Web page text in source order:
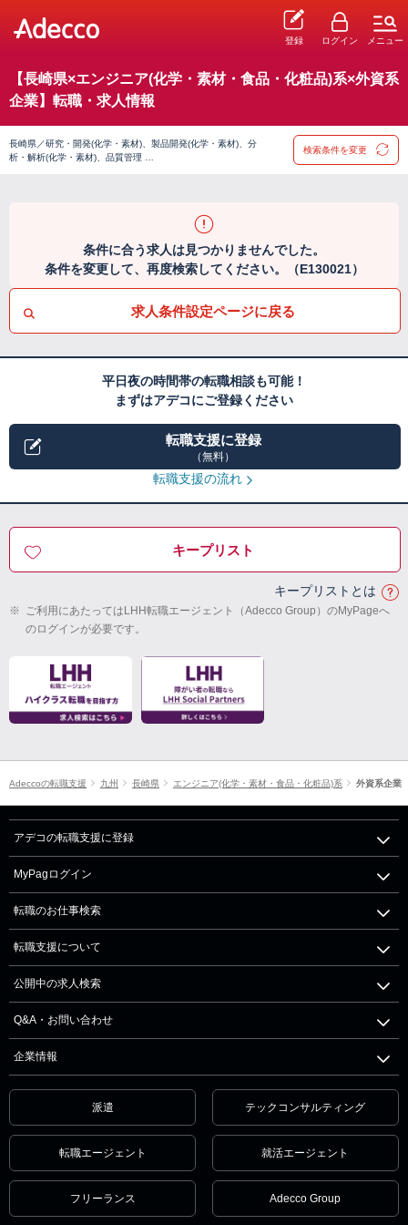
登録 ログイン メニュー
【長崎県×エンジニア(化学・素材・食品・化粧品)系×外資系
企業】転職・求人情報
長崎県／研究・開発(化学・素材)、製品開発(化学・素材)、分
析・解析(化学・素材)、品質管理 …
検索条件を変更
条件に合う求人は見つかりませんでした。
条件を変更して、再度検索してください。（E130021）
求人条件設定ページに戻る
平日夜の時間帯の転職相談も可能！
まずはアデコにご登録ください
転職支援に登録
（無料）
転職支援の流れ
キープリスト
キープリストとは
※ ご利用にあたってはLHH転職エージェント（Adecco Group）のMyPageへ
のログインが必要です。
Adeccoの転職支援 九州 長崎県 エンジニア(化学・素材・食品・化粧品)系 外資系企業
アデコの転職支援に登録
MyPagログイン
転職のお仕事検索
転職支援について
公開中の求人検索
Q&A・お問い合わせ
企業情報
派遣 テックコンサルティング
転職エージェント 就活エージェント
フリーランス Adecco Group